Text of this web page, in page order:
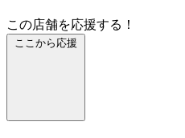
この店舗を応援する！
ここから応援